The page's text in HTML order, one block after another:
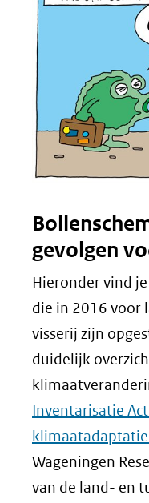
gevolgen
Hieronder vind
die in 2016 voor
visserij zijn
duidelijk
Inventarisatie
Wageningen
van de land- en